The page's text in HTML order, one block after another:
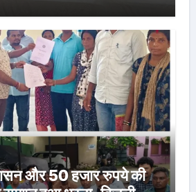
और 50 हजार रुपये की